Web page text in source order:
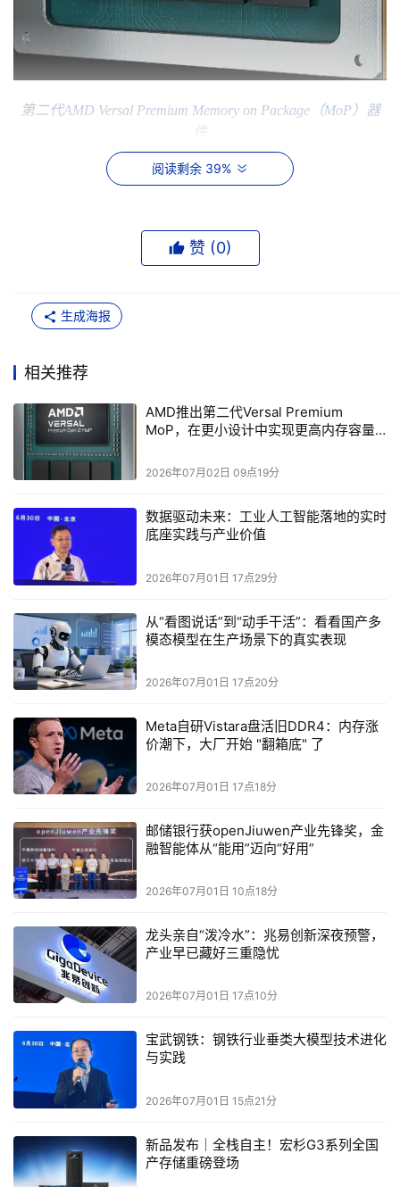
第二代AMD Versal Premium Memory on Package（MoP ）器
件
自适应和嵌入式计算事业部产品管理和营销负责人
Sumit Shah表示：“多年来，系统架构师必须在所需的内存带
设计，而不再受限于内存约束，从而更快将其推向市场。”
缩小占用空间并扩展带宽
型系统设计的可能性。通过将LPDDR5X直接集成到封装
中，该器件相比板载LPDDR5X实现了更高性能，同时占用
这使得以往在采用外部内存时难以实现或不具可行性的系统
（EDSFF）等，同时也帮助设计人员满足电信等领域的需
求，而这些需求往往是离散内存方案无法满足的。
第二代Versal Premium MoP器件在硬IP中集成了64Gb/s的
CXL 3.1和PCIe 6.0，与AMD EPYC处理器搭配使用时，可
支持最高9,600Mb/s的LPDDR5X以及连接CXL内存池化与扩
展模块，帮助系统架构师更灵活地扩展内存资源。
专为长生命周期部署打造
第二代Versal Premium MoP自适应SoC专为严苛的物理与企
其非常适合始终在线的关键任务系统，在这些系统中，性能
和可靠性必须同时兼顾。
依托于LPDDR5X以及超过15年的生命周期支持，第二代
Versal Premium MoP器件有助于使产品供应不再受高带宽内
从而降低因内存停产或可获性受限而导致被迫重新设计的风
险。
PCIe完整性和数据加密（IDE）作为PCIe6.0引入的一项特
性，通过在链路层对传输中的数据进行保护，帮助抵御物理
程逻辑资源即可帮助保护静态数据。硬化400G高速加密引
擎支持高带宽安全处理，能在不牺牲吞吐量的前提下增强安
全性。
加速产品上市进程
第二代Versal Premium MoP器件包含经过预验证的封装内
LPDDR5X接口，无需在电路板上进行高速内存布线，从而
减少了板级仿真与验证工作，同时有助于缩短开发周期、降
低设计风险，并最大限度减少成本高昂的反复流片。
Premium系列器件着手开发。对成熟的AMD Vivado和Vitis工
具流程、兼容IP以及可用参考设计的支持，有助于快速将设
计从概念推进至部署阶段，同时使现有客户在无需重新设计
或重新学习的情况下，即可采用新的MoP器件。
样片，预计将于次年下半年开始量产出货。
阅读剩余 39%
赞 (0)
生成海报
相关推荐
AMD推出第二代Versal Premium
MoP，在更小设计中实现更高内存容量
2026年07月02日 09点19分
数据驱动未来：工业人工智能落地的实时
底座实践与产业价值
2026年07月01日 17点29分
从“看图说话”到“动手干活”：看看国产多
模态模型在生产场景下的真实表现
2026年07月01日 17点20分
Meta自研Vistara盘活旧DDR4：内存涨
价潮下，大厂开始 "翻箱底" 了
2026年07月01日 17点18分
邮储银行获openJiuwen产业先锋奖，金
融智能体从“能用”迈向“好用”
2026年07月01日 10点18分
龙头亲自“泼冷水”：兆易创新深夜预警，
产业早已藏好三重隐忧
2026年07月01日 17点10分
宝武钢铁：钢铁行业垂类大模型技术进化
与实践
2026年07月01日 15点21分
新品发布｜全栈自主！宏杉G3系列全国
产存储重磅登场